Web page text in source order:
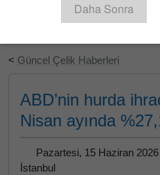
Ücretsiz
< Güncel Çelik Haberleri
ABD’nin hurda
Nisan ayında
Pazartesi, 15 Haziran
İstanbul
Daha Sonra